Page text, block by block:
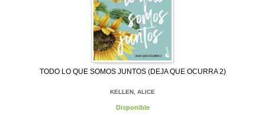
TODO LO QUE SOMOS JUNTOS (DEJA QUE OCURRA 2)
KELLEN, ALICE
Disponible